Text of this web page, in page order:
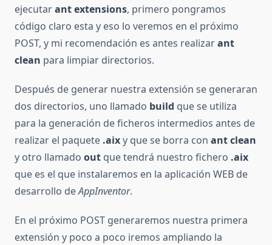
ejecutarant extensions, primero pongramos
código claro esta y eso lo veremos en el próximo
POST, y mi recomendación es antes realizarant
clean para limpiar directorios.
Después de generar nuestra extensión se generaran
dos directorios, uno llamado build que se utiliza
para la generación de ficheros intermedios antes de
realizar el paquete .aixy que se borra con ant clean
y otro llamado out que tendrá nuestro fichero .aix
que es el que instalaremos en la aplicación WEB de
desarrollo deAppInventor.
En el próximo POST generaremos nuestra primera
extensión y poco a poco iremos ampliando la